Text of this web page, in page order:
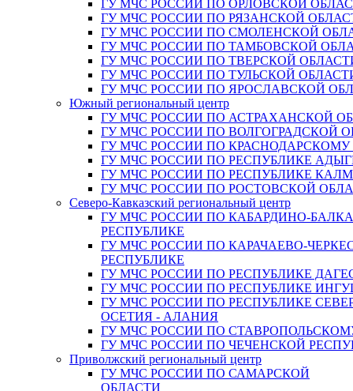
ГУ МЧС РОССИИ ПО ОРЛОВСКОЙ
ГУ МЧС РОССИИ ПО РЯЗАНСКОЙ
ГУ МЧС РОССИИ ПО СМОЛЕНСКОЙ
ГУ МЧС РОССИИ ПО ТАМБОВСКОЙ
ГУ МЧС РОССИИ ПО ТВЕРСКОЙ
ГУ МЧС РОССИИ ПО ТУЛЬСКОЙ
ГУ МЧС РОССИИ ПО ЯРОСЛАВСКОЙ
Южный региональный центр
ГУ МЧС РОССИИ ПО АСТРАХАНСКОЙ
ГУ МЧС РОССИИ ПО ВОЛГОГРАДСКОЙ
ГУ МЧС РОССИИ ПО
ГУ МЧС РОССИИ ПО РЕСПУБЛИКЕ
ГУ МЧС РОССИИ ПО РЕСПУБЛИКЕ
ГУ МЧС РОССИИ ПО РОСТОВСКОЙ
Северо-Кавказский региональный центр
ГУ МЧС РОССИИ ПО КАБАРДИНО-
РЕСПУБЛИКЕ
ГУ МЧС РОССИИ ПО КАРАЧАЕВО-
РЕСПУБЛИКЕ
ГУ МЧС РОССИИ ПО РЕСПУБЛИКЕ
ГУ МЧС РОССИИ ПО РЕСПУБЛИКЕ
ГУ МЧС РОССИИ ПО РЕСПУБЛИКЕ
ОСЕТИЯ - АЛАНИЯ
ГУ МЧС РОССИИ ПО
ГУ МЧС РОССИИ ПО ЧЕЧЕНСКОЙ
Приволжский региональный центр
ГУ МЧС РОССИИ ПО САМАРСКОЙ
ОБЛАСТИ